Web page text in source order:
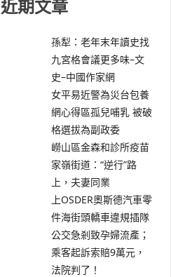
近期文章
孫犁：老年末年讀史找
九宮格會議更多味–文
史–中國作家網
女平易近警為災台包養
網心得區孤兒哺乳 被破
格選拔為副政委
嶗山區金森和診所疫苗
家嶺街道：“逆行”路
上，夫妻同業
上OSDER奧斯德汽車零
件海街頭轎車違規插隊
公交急剎致孕婦流產；
乘客起訴索賠9萬元，
法院判了！